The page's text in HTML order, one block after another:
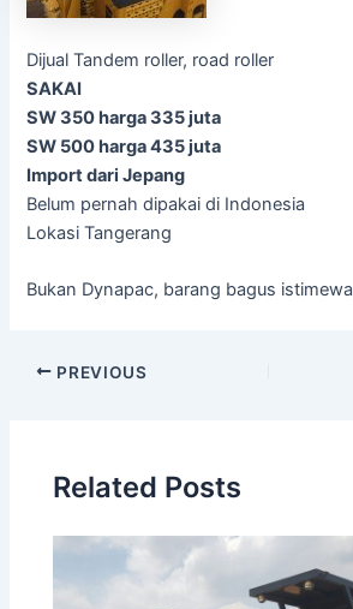
Dijual Tandem roller, road roller
SAKAI
SW 350 harga 335 juta
SW 500 harga 435 juta
Import dari Jepang
Belum pernah dipakai di Indonesia
Lokasi Tangerang
Bukan Dynapac, barang bagus istimewa
Post
PREVIOUS
Related Posts